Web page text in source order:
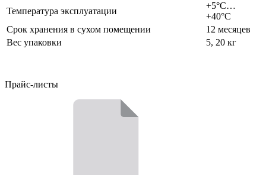
Температура эксплуатации
+5°С…
+40°С
Срок хранения в сухом помещении
12 месяцев
Вес упаковки
5, 20 кг
Прайс-листы